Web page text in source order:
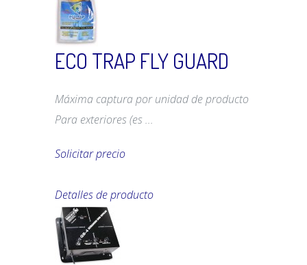
ECO TRAP FLY GUARD
Máxima captura por unidad de producto
Para exteriores (es ...
Solicitar precio
Detalles de producto